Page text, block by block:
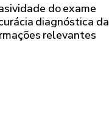
do exame
diagnóstica da
relevantes